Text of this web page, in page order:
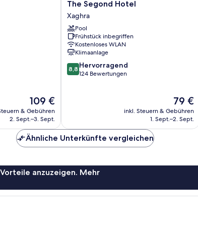
Der
Preis
beträgt
109 €
& Gebühren
2. Sept.–3. Sept.
The
Segond
Hotel
Xaghra
The Segond Hotel
Xaghra
Pool
Frühstück inbegriffen
Kostenloses WLAN
Klimaanlage
8.8
von
8,8 Hervorragend
124 Bewertungen
Der
Preis
beträgt
79 €
inkl. Steuern & Gebühren
1. Sept.–2. Sept.
Ähnliche Unterkünfte vergleichen
anzuzeigen. Mehr